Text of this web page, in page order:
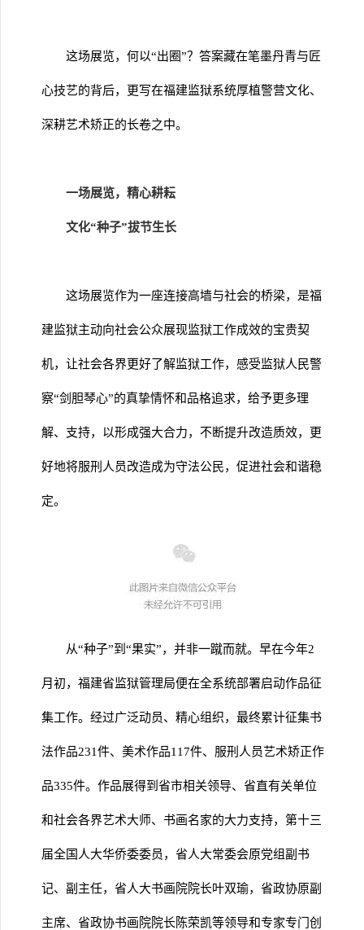
这场展览，何以“出圈”？答案藏在笔墨丹青与匠
心技艺的背后，更写在福建监狱系统厚植警营文化、
深耕艺术矫正的长卷之中。
一场展览，精心耕耘
文化“种子”拔节生长
这场展览作为一座连接高墙与社会的桥梁，是福
建监狱主动向社会公众展现监狱工作成效的宝贵契
机，让社会各界更好了解监狱工作，感受监狱人民警
察“剑胆琴心”的真挚情怀和品格追求，给予更多理
解、支持，以形成强大合力，不断提升改造质效，更
好地将服刑人员改造成为守法公民，促进社会和谐稳
定。
从“种子”到“果实”，并非一蹴而就。早在今年2
月初，福建省监狱管理局便在全系统部署启动作品征
集工作。经过广泛动员、精心组织，最终累计征集书
法作品231件、美术作品117件、服刑人员艺术矫正作
品335件。作品展得到省市相关领导、省直有关单位
和社会各界艺术大师、书画名家的大力支持，第十三
届全国人大华侨委委员，省人大常委会原党组副书
记、副主任，省人大书画院院长叶双瑜，省政协原副
主席、省政协书画院院长陈荣凯等领导和专家专门创